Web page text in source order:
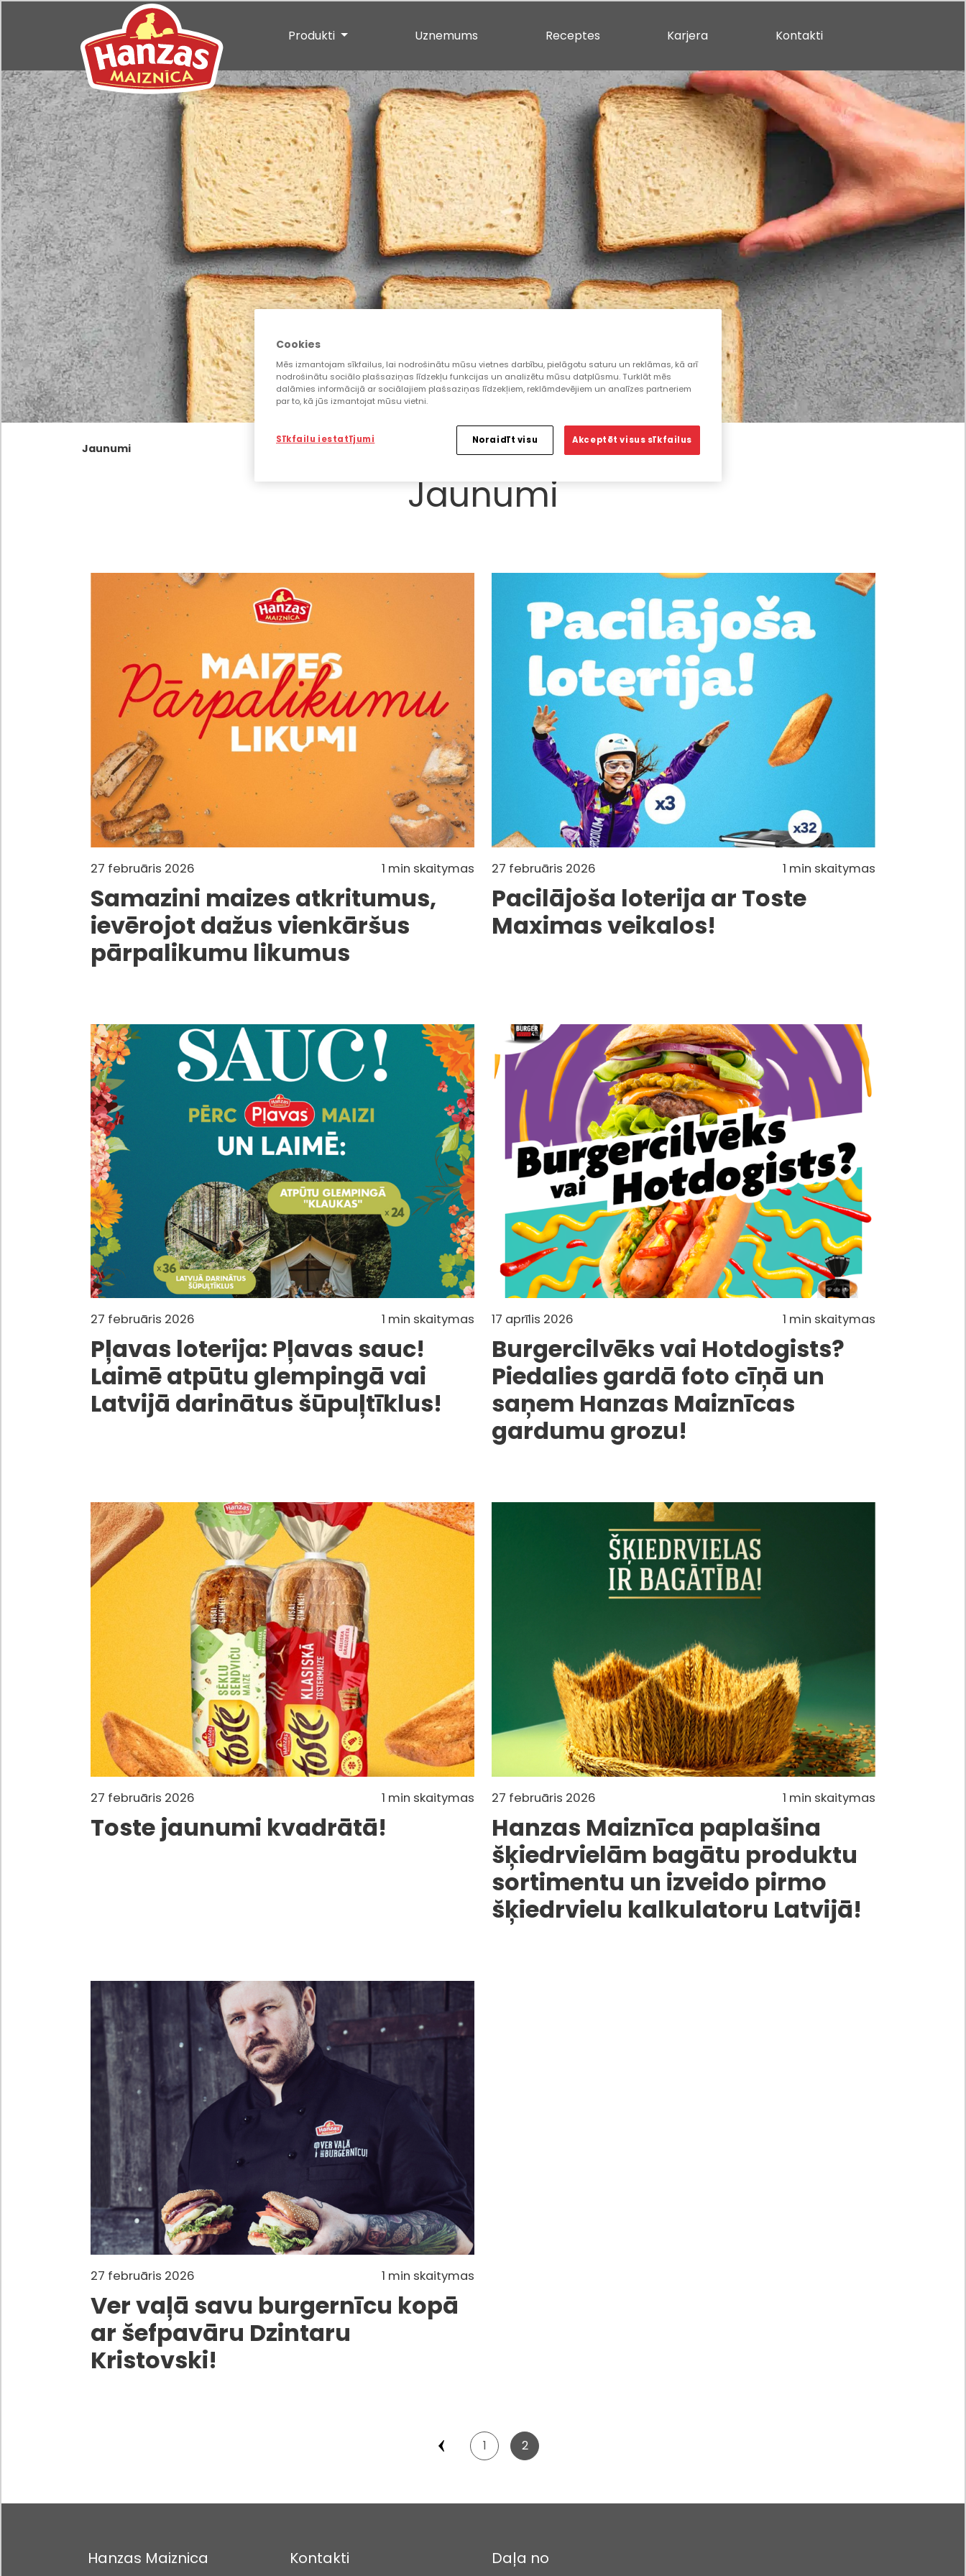
Produkti Uznemums Receptes Karjera Kontakti
Jaunumi
Jaunumi
27 februāris 2026 1 min skaitymas
Samazini maizes atkritumus,
ievērojot dažus vienkāršus
pārpalikumu likumus
27 februāris 2026 1 min skaitymas
Pacilājoša loterija ar Toste
Maximas veikalos!
27 februāris 2026 1 min skaitymas
Pļavas loterija: Pļavas sauc!
Laimē atpūtu glempingā vai
Latvijā darinātus šūpuļtīklus!
17 aprīlis 2026 1 min skaitymas
Burgercilvēks vai Hotdogists?
Piedalies gardā foto cīņā un
saņem Hanzas Maiznīcas
gardumu grozu!
27 februāris 2026 1 min skaitymas
Toste jaunumi kvadrātā!
27 februāris 2026 1 min skaitymas
Hanzas Maiznīca paplašina
šķiedrvielām bagātu produktu
sortimentu un izveido pirmo
šķiedrvielu kalkulatoru Latvijā!
27 februāris 2026 1 min skaitymas
Ver vaļā savu burgernīcu kopā
ar šefpavāru Dzintaru
Kristovski!
1 2
Hanzas Maiznica Kontakti Daļa no
Cookies
Mēs izmantojam sīkfailus, lai nodrošinātu mūsu vietnes darbību, pielāgotu saturu un reklāmas, kā arī
nodrošinātu sociālo plašsaziņas līdzekļu funkcijas un analizētu mūsu datplūsmu. Turklāt mēs
dalāmies informācijā ar sociālajiem plašsaziņas līdzekļiem, reklāmdevējiem un analīzes partneriem
par to, kā jūs izmantojat mūsu vietni.
Sīkfailu iestatījumi Noraidīt visu Akceptēt visus sīkfailus